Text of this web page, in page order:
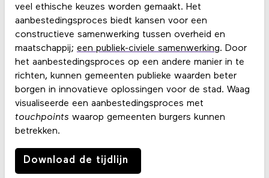
veel ethische keuzes worden gemaakt. Het
aanbestedingsproces biedt kansen voor een
constructieve samenwerking tussen overheid en
maatschappij; een publiek-civiele samenwerking. Door
het aanbestedingsproces op een andere manier in te
richten, kunnen gemeenten publieke waarden beter
borgen in innovatieve oplossingen voor de stad. Waag
visualiseerde een aanbestedingsproces met
touchpoints waarop gemeenten burgers kunnen
betrekken.
Download de tijdlijn